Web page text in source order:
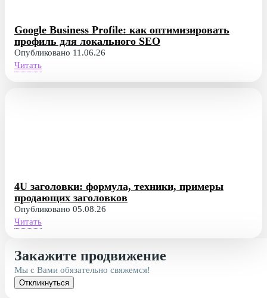
Google Business Profile: как оптимизировать
профиль для локального SEO
Опубликовано 11.06.26
Читать
4U заголовки: формула, техники, примеры
продающих заголовков
Опубликовано 05.08.26
Читать
Закажите продвижение
Мы с Вами обязательно свяжемся!
Откликнуться